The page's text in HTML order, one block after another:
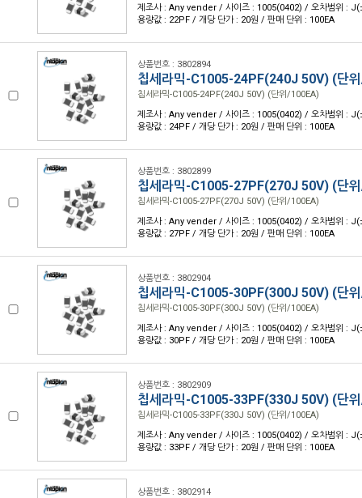
제조사 : Any vender / 사이즈 : 1005(0402) / 오차범위 :
용량값 : 22PF / 개당 단가 : 20원 / 판매 단위 : 100EA
상품번호 : 3802894
칩세라믹-C1005-24PF(240J 50V) (단
칩세라믹-C1005-24PF(240J 50V) (단위/100EA)
제조사 : Any vender / 사이즈 : 1005(0402) / 오차범위 :
용량값 : 24PF / 개당 단가 : 20원 / 판매 단위 : 100EA
상품번호 : 3802899
칩세라믹-C1005-27PF(270J 50V) (단
칩세라믹-C1005-27PF(270J 50V) (단위/100EA)
제조사 : Any vender / 사이즈 : 1005(0402) / 오차범위 :
용량값 : 27PF / 개당 단가 : 20원 / 판매 단위 : 100EA
상품번호 : 3802904
칩세라믹-C1005-30PF(300J 50V) (단
칩세라믹-C1005-30PF(300J 50V) (단위/100EA)
제조사 : Any vender / 사이즈 : 1005(0402) / 오차범위 :
용량값 : 30PF / 개당 단가 : 20원 / 판매 단위 : 100EA
상품번호 : 3802909
칩세라믹-C1005-33PF(330J 50V) (단
칩세라믹-C1005-33PF(330J 50V) (단위/100EA)
제조사 : Any vender / 사이즈 : 1005(0402) / 오차범위 :
용량값 : 33PF / 개당 단가 : 20원 / 판매 단위 : 100EA
상품번호 : 3802914